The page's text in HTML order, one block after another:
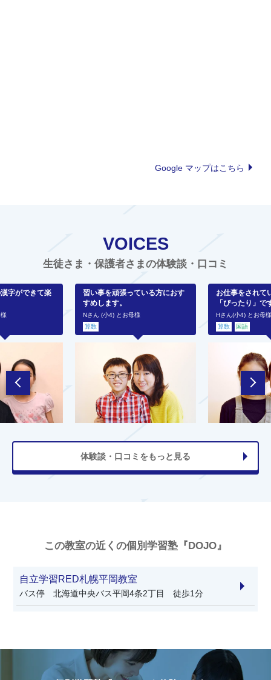
Google マップはこちら
VOICES
生徒さま・保護者さまの体験談・口コミ
字ができて楽
習い事を頑張っている方におす
すめします。
Nさん (小4) とお母様
算数
お仕事をされて
「ぴったり」で
Hさん(小4) とお母
算数
国語
体験談・口コミをもっと見る
この教室の近くの個別学習塾『DOJO』
自立学習RED札幌平岡教室
バス停 北海道中央バス平岡4条2丁目 徒歩1分